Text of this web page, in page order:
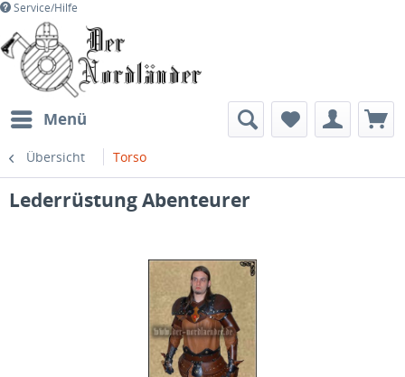
Service/Hilfe
Menü
Übersicht Torso
Lederrüstung Abenteurer